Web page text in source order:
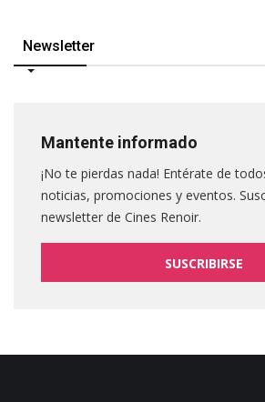
Newsletter
Mantente informado
¡No te pierdas nada! Entérate de
noticias, promociones y eventos.
newsletter de Cines Renoir.
SUSCRIBIRSE